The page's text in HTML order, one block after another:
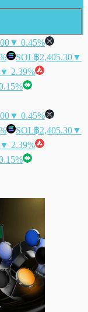
▼ 0.45%
SOL฿2,405.30▼
▼ 2.39%
▼ 0.45%
SOL฿2,405.30▼
▼ 2.39%